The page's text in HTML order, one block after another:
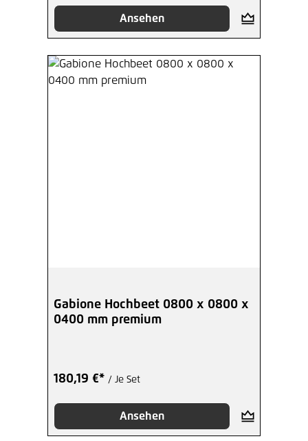
Ansehen
Gabione Hochbeet 0800 x 0800 x
0400 mm premium
180,19 €* / Je Set
Ansehen